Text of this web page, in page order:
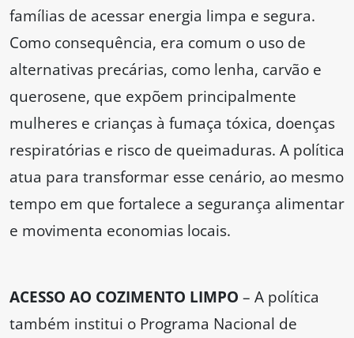
famílias de acessar energia limpa e segura.
Como consequência, era comum o uso de
alternativas precárias, como lenha, carvão e
querosene, que expõem principalmente
mulheres e crianças à fumaça tóxica, doenças
respiratórias e risco de queimaduras. A política
atua para transformar esse cenário, ao mesmo
tempo em que fortalece a segurança alimentar
e movimenta economias locais.
ACESSO AO COZIMENTO LIMPO – A política
também institui o Programa Nacional de